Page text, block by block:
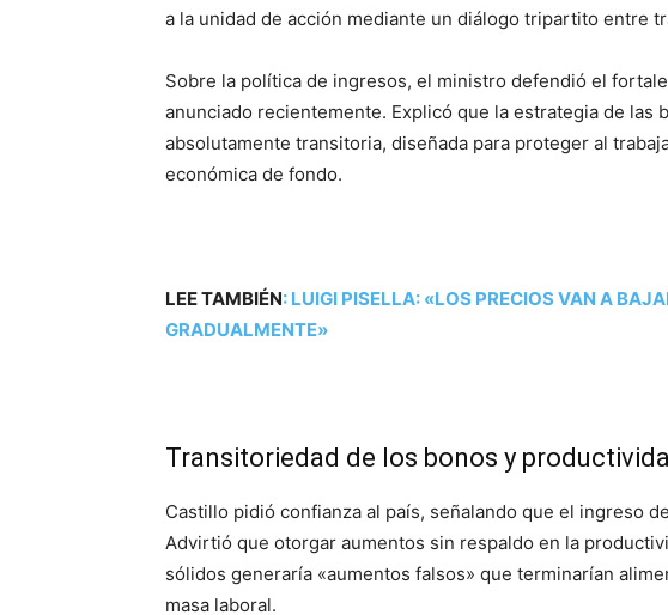
a la unidad de acción mediante un diálogo tripartito entre
Sobre la política de ingresos, el ministro defendió el
anunciado recientemente. Explicó que la estrategia de las
absolutamente transitoria, diseñada para proteger al
económica de fondo.
LEE TAMBIÉN: LUIGI PISELLA: «LOS PRECIOS VAN A
GRADUALMENTE»
Transitoriedad de los bonos y
Castillo pidió confianza al país, señalando que el ingreso
Advirtió que otorgar aumentos sin respaldo en la
sólidos generaría «aumentos falsos» que terminarían
masa laboral.